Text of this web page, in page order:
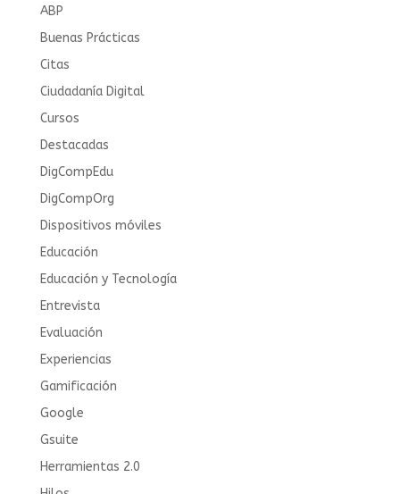
ABP
Buenas Prácticas
Citas
Ciudadanía Digital
Cursos
Destacadas
DigCompEdu
DigCompOrg
Dispositivos móviles
Educación
Educación y Tecnología
Entrevista
Evaluación
Experiencias
Gamificación
Google
Gsuite
Herramientas 2.0